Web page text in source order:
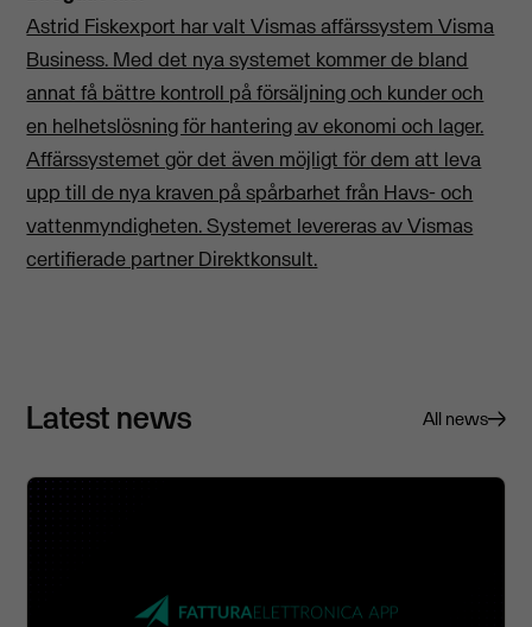
Astrid Fiskexport har valt Vismas affärssystem Visma
Business. Med det nya systemet kommer de bland
annat få bättre kontroll på försäljning och kunder och
en helhetslösning för hantering av ekonomi och lager.
Affärssystemet gör det även möjligt för dem att leva
upp till de nya kraven på spårbarhet från Havs- och
vattenmyndigheten. Systemet levereras av Vismas
certifierade partner Direktkonsult.
Latest news All news